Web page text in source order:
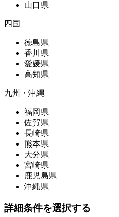
山口県
四国
徳島県
香川県
愛媛県
高知県
九州・沖縄
福岡県
佐賀県
長崎県
熊本県
大分県
宮崎県
鹿児島県
沖縄県
詳細条件を選択する